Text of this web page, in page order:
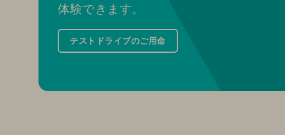
体験できます。
テストドライブのご用命